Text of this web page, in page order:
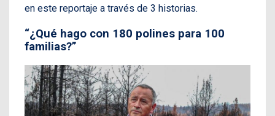
en este reportaje a través de 3 historias.
“¿Qué hago con 180 polines para 100
familias?”